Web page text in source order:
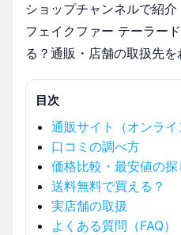
ショップチャンネルで紹
フェイクファー テーラー
る？通販・店舗の取扱先を
目次
通販サイト（オンライ
口コミの調べ方
価格比較・最安値の探
送料無料で買える？
実店舗の取扱
よくある質問（FAQ）